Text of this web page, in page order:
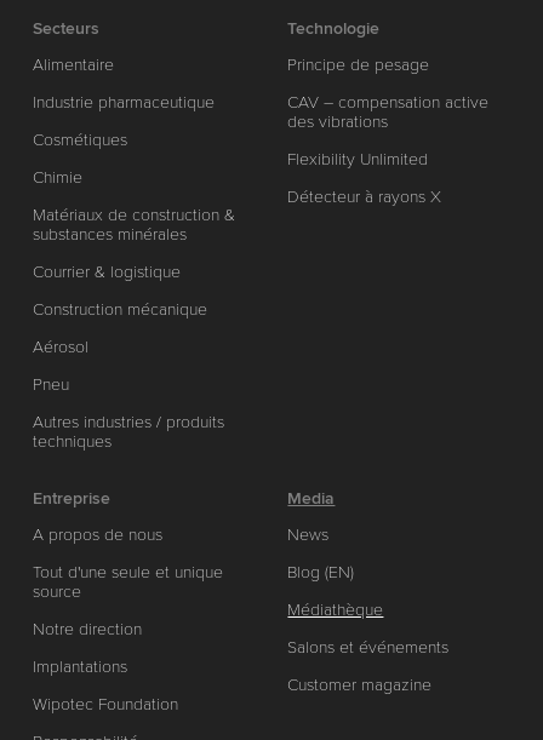
Secteurs
Alimentaire
Industrie pharmaceutique
Cosmétiques
Chimie
Matériaux de construction &
substances minérales
Courrier & logistique
Construction mécanique
Aérosol
Pneu
Autres industries / produits
techniques
Technologie
Principe de pesage
CAV – compensation active
des vibrations
Flexibility Unlimited
Détecteur à rayons X
Entreprise
A propos de nous
Tout d'une seule et unique
source
Notre direction
Implantations
Wipotec Foundation
Media
News
Blog (EN)
Médiathèque
Salons et événements
Customer magazine